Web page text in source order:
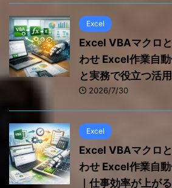
Excel
Excel VBAマクロ
わせ Excel作業自
と実務で役立つ活
2026/7/30
Excel
Excel VBAマクロ
わせ Excel作業自
｜仕事効率が上が